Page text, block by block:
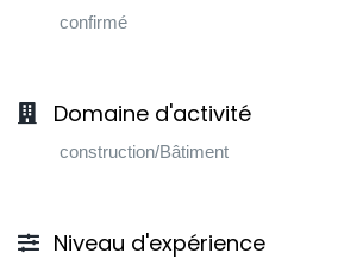
confirmé
Domaine d'activité
construction/Bâtiment
Niveau d'expérience